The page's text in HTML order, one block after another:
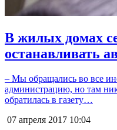
В жилых домах
останавливать
– Мы обращались во все
администрацию, но там
обратилась в газету…
07 апреля 2017 10:04